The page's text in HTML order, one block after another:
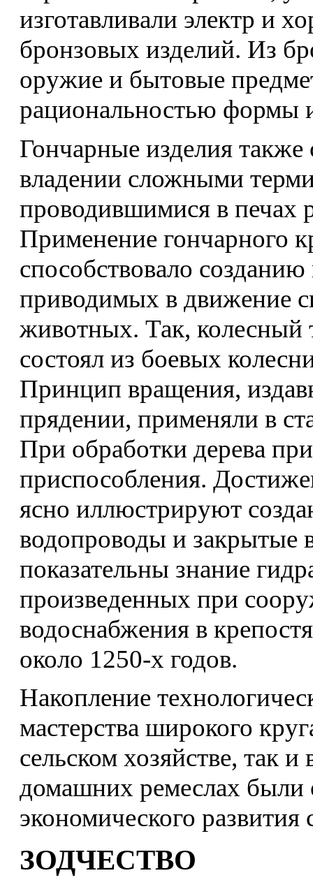
изготавливали электр и
бронзовых изделий. Из
оружие и бытовые
рациональностью формы
Гончарные изделия
владении сложными
проводившимися в печах
Применение гончарного
способствовало
приводимых в движение
животных. Так, колесный
состоял из боевых
Принцип вращения,
прядении, применяли в
При обработки дерева
приспособления.
ясно иллюстрируют
водопроводы и закрытые
показательны знание
произведенных при
водоснабжения в
около 1250-х годов.
Накопление
мастерства широкого
сельском хозяйстве, так
домашних ремеслах были
экономического развития
ЗОДЧЕСТВО